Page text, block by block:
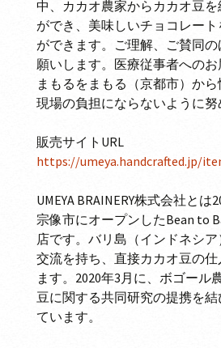
中、カカオ農家からカカオ豆
ができ、美味しいチョコレー
ができます。ご理解、ご賛同
願いします。医療従事者へのお
まもるをまもる（京都市）から
現場の負担にならないように努
販売サイトURL
https://umeya.handcrafted.jp/
UMEYA BRAINERY株式会社と
宗像市にオープンしたBean to
店です。バリ島（インドネシ
交流を持ち、直接カカオ豆の
ます。2020年3月に、ボゴール
豆に関する共同研究の提携を
ています。